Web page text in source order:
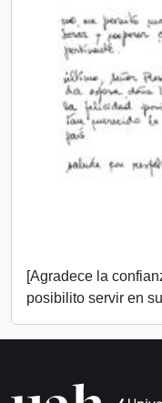
[Agradece la
posibilito servir en